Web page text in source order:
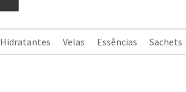
Hidratantes Velas Essências Sachets